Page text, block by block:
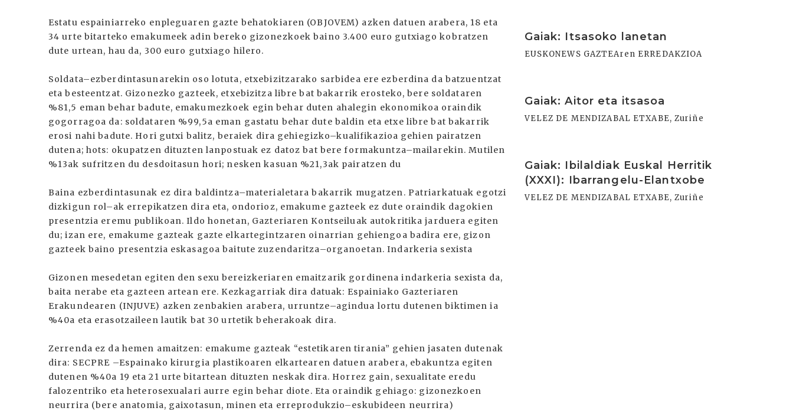
Estatu espainiarreko enpleguaren gazte behatokiaren (OBJOVEM) azken datuen arabera, 18 eta
34 urte bitarteko emakumeek adin bereko gizonezkoek baino 3.400 euro gutxiago kobratzen
dute urtean, hau da, 300 euro gutxiago hilero.
Soldata–ezberdintasunarekin oso lotuta, etxebizitzarako sarbidea ere ezberdina da batzuentzat
eta besteentzat. Gizonezko gazteek, etxebizitza libre bat bakarrik erosteko, bere soldataren
%81,5 eman behar badute, emakumezkoek egin behar duten ahalegin ekonomikoa oraindik
gogorragoa da: soldataren %99,5a eman gastatu behar dute baldin eta etxe libre bat bakarrik
erosi nahi badute. Hori gutxi balitz, beraiek dira gehiegizko–kualifikazioa gehien pairatzen
dutena; hots: okupatzen dituzten lanpostuak ez datoz bat bere formakuntza–mailarekin. Mutilen
%13ak sufritzen du desdoitasun hori; nesken kasuan %21,3ak pairatzen du
Baina ezberdintasunak ez dira baldintza–materialetara bakarrik mugatzen. Patriarkatuak egotzi
dizkigun rol–ak errepikatzen dira eta, ondorioz, emakume gazteek ez dute oraindik dagokien
presentzia eremu publikoan. Ildo honetan, Gazteriaren Kontseiluak autokritika jarduera egiten
du; izan ere, emakume gazteak gazte elkartegintzaren oinarrian gehiengoa badira ere, gizon
gazteek baino presentzia eskasagoa baitute zuzendaritza–organoetan. Indarkeria sexista
Gizonen mesedetan egiten den sexu bereizkeriaren emaitzarik gordinena indarkeria sexista da,
baita nerabe eta gazteen artean ere. Kezkagarriak dira datuak: Espainiako Gazteriaren
Erakundearen (INJUVE) azken zenbakien arabera, urruntze–agindua lortu dutenen biktimen ia
%40a eta erasotzaileen lautik bat 30 urtetik beherakoak dira.
Zerrenda ez da hemen amaitzen: emakume gazteak “estetikaren tirania” gehien jasaten dutenak
dira: SECPRE –Espainako kirurgia plastikoaren elkartearen datuen arabera, ebakuntza egiten
dutenen %40a 19 eta 21 urte bitartean dituzten neskak dira. Horrez gain, sexualitate eredu
falozentriko eta heterosexualari aurre egin behar diote. Eta oraindik gehiago: gizonezkoen
neurrira (bere anatomia, gaixotasun, minen eta erreprodukzio–eskubideen neurrira)
Gaiak: Itsasoko lanetan
EUSKONEWS GAZTEAren ERREDAKZIOA
Gaiak: Aitor eta itsasoa
VELEZ DE MENDIZABAL ETXABE, Zuriñe
Gaiak: Ibilaldiak Euskal Herritik
(XXXI): Ibarrangelu-Elantxobe
VELEZ DE MENDIZABAL ETXABE, Zuriñe